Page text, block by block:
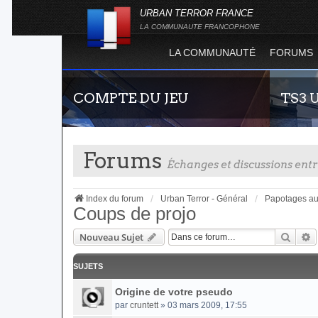
URBAN TERROR FRANCE
LA COMMUNAUTE FRANCOPHONE
LA COMMUNAUTÉ FORUMS
COMPTE DU JEU
Guide rapide concernant l'inscription sur le
site officiel du jeu. Créez ainsi votre compte
joueur qui permet d'être authentifié sur les
serveurs de jeu de la 4.2 !
TS3
Envie de
Forums Échanges et discussions
Index du forum Urban Terror - Général Papotages
Coups de projo
Nouveau Sujet
SUJETS
Origine de votre pseudo
par cruntett» 03 mars 2009, 17:55